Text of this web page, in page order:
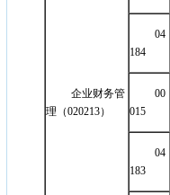
企业财务管
理（020213）
04
184
00
015
04
183